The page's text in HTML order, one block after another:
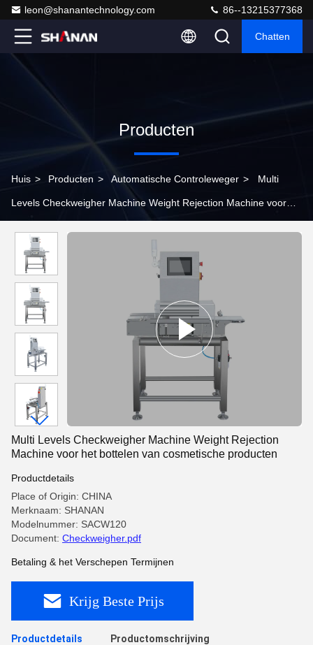
leon@shanantechnology.com 86--13215377368
Chatten
Producten
Huis > Producten > Automatische Controleweger > Multi
Levels Checkweigher Machine Weight Rejection Machine voor
Multi Levels Checkweigher Machine Weight Rejection
Machine voor het bottelen van cosmetische producten
Productdetails
Place of Origin: CHINA
Merknaam: SHANAN
Modelnummer: SACW120
Document: Checkweigher.pdf
Betaling & het Verschepen Termijnen
Krijg Beste Prijs
Productdetails Productomschrijving